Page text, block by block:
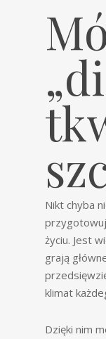
Nikt chyba
życiu. Jest
grają
klimat
Dzięki nim